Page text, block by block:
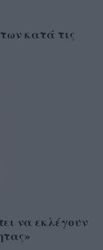
κατά τις
να εκλέγουν